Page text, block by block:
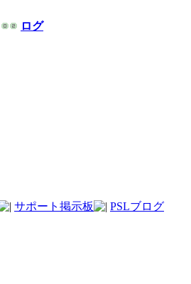
ログ
サポート掲示板 PSLブログ